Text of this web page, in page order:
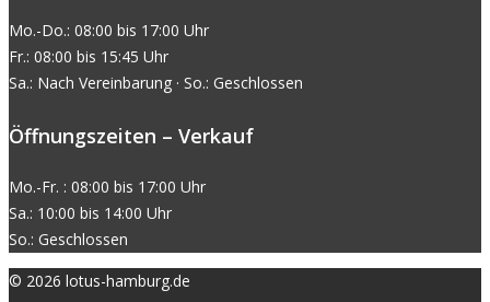
Mo.-Do.: 08:00 bis 17:00 Uhr
Fr.: 08:00 bis 15:45 Uhr
Sa.: Nach Vereinbarung · So.: Geschlossen
Öffnungszeiten – Verkauf
Mo.-Fr. : 08:00 bis 17:00 Uhr
Sa.: 10:00 bis 14:00 Uhr
So.: Geschlossen
© 2026 lotus-hamburg.de